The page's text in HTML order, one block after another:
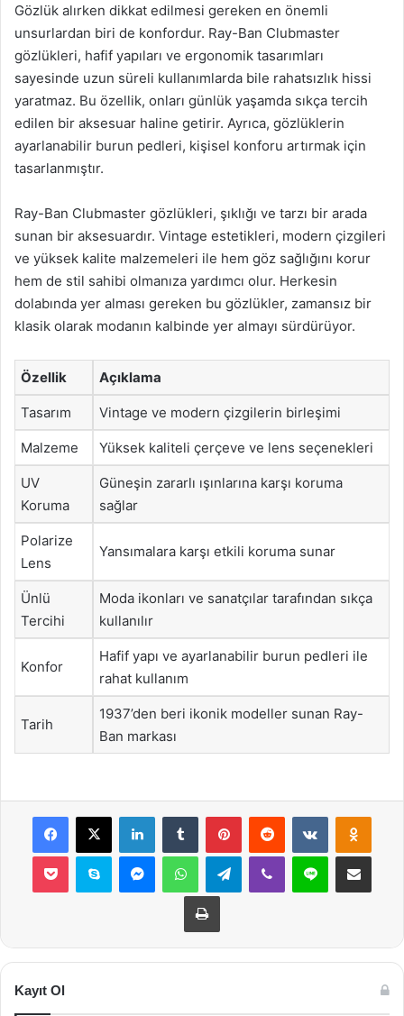
Gözlük alırken dikkat edilmesi gereken en önemli
unsurlardan biri de konfordur. Ray-Ban Clubmaster
gözlükleri, hafif yapıları ve ergonomik tasarımları
sayesinde uzun süreli kullanımlarda bile rahatsızlık hissi
yaratmaz. Bu özellik, onları günlük yaşamda sıkça tercih
edilen bir aksesuar haline getirir. Ayrıca, gözlüklerin
ayarlanabilir burun pedleri, kişisel konforu artırmak için
tasarlanmıştır.
Ray-Ban Clubmaster gözlükleri, şıklığı ve tarzı bir arada
sunan bir aksesuardır. Vintage estetikleri, modern çizgileri
ve yüksek kalite malzemeleri ile hem göz sağlığını korur
hem de stil sahibi olmanıza yardımcı olur. Herkesin
dolabında yer alması gereken bu gözlükler, zamansız bir
klasik olarak modanın kalbinde yer almayı sürdürüyor.
Özellik Açıklama
Tasarım Vintage ve modern çizgilerin birleşimi
Malzeme Yüksek kaliteli çerçeve ve lens seçenekleri
UV
Koruma
Güneşin zararlı ışınlarına karşı koruma
sağlar
Polarize
Lens
Yansımalara karşı etkili koruma sunar
Ünlü
Tercihi
Moda ikonları ve sanatçılar tarafından sıkça
kullanılır
Konfor
Hafif yapı ve ayarlanabilir burun pedleri ile
rahat kullanım
Tarih
1937’den beri ikonik modeller sunan Ray-
Ban markası
Facebook
X LinkedInTumblr PinterestReddit VKontakte
Pocket Skype MessengerWhatsAppTelegramViber Line E-Posta ile
Yazdır
Kayıt Ol